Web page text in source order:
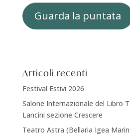
Guarda la puntata
Articoli recenti
Festival Estivi 2026
Salone Internazionale del Libro
Lancini sezione Crescere
Teatro Astra (Bellaria Igea